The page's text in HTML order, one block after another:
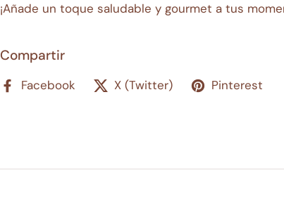
¡Añade un toque saludable y gourmet a tus
Compartir
Facebook X (Twitter) Pinterest